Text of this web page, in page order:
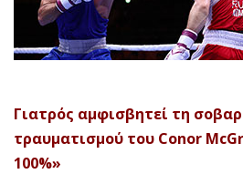
Γιατρός αμφισβητεί τη
τραυματισμού του Conor
100%»